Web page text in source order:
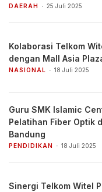
DAERAH 25 Juli 2025
Kolaborasi Telkom
dengan Mall Asia
NASIONAL 18 Juli 2025
Guru SMK Islamic
Pelatihan Fiber Optik
Bandung
PENDIDIKAN 18 Juli 2025
Sinergi Telkom Witel